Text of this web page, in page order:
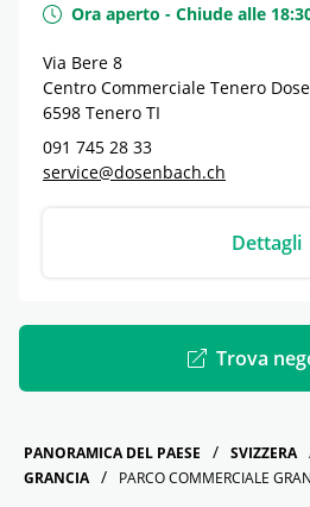
Ora aperto - Chiude alle
Via Bere 8
Centro Commerciale Tenero
6598 Tenero TI
091 745 28 33
service@dosenbach.ch
Dettagli
Trova
PANORAMICA DEL PAESE SVIZZERA
GRANCIA
PARCO COMMERCIALE